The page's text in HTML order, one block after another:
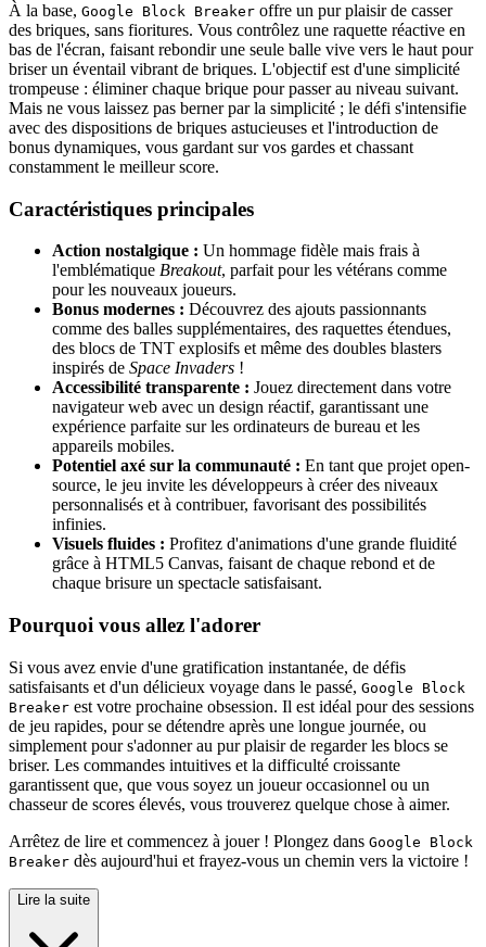
À la base, Google Block Breaker offre un pur plaisir de casser
des briques, sans fioritures. Vous contrôlez une raquette réactive en
bas de l'écran, faisant rebondir une seule balle vive vers le haut pour
briser un éventail vibrant de briques. L'objectif est d'une simplicité
trompeuse : éliminer chaque brique pour passer au niveau suivant.
Mais ne vous laissez pas berner par la simplicité ; le défi s'intensifie
avec des dispositions de briques astucieuses et l'introduction de
bonus dynamiques, vous gardant sur vos gardes et chassant
constamment le meilleur score.
Caractéristiques principales
Action nostalgique : Un hommage fidèle mais frais à
l'emblématique Breakout, parfait pour les vétérans comme
pour les nouveaux joueurs.
Bonus modernes : Découvrez des ajouts passionnants
comme des balles supplémentaires, des raquettes étendues,
des blocs de TNT explosifs et même des doubles blasters
inspirés de Space Invaders !
Accessibilité transparente : Jouez directement dans votre
navigateur web avec un design réactif, garantissant une
expérience parfaite sur les ordinateurs de bureau et les
appareils mobiles.
Potentiel axé sur la communauté : En tant que projet open-
source, le jeu invite les développeurs à créer des niveaux
personnalisés et à contribuer, favorisant des possibilités
infinies.
Visuels fluides : Profitez d'animations d'une grande fluidité
grâce à HTML5 Canvas, faisant de chaque rebond et de
chaque brisure un spectacle satisfaisant.
Pourquoi vous allez l'adorer
Si vous avez envie d'une gratification instantanée, de défis
satisfaisants et d'un délicieux voyage dans le passé, Google Block
Breaker est votre prochaine obsession. Il est idéal pour des sessions
de jeu rapides, pour se détendre après une longue journée, ou
simplement pour s'adonner au pur plaisir de regarder les blocs se
briser. Les commandes intuitives et la difficulté croissante
garantissent que, que vous soyez un joueur occasionnel ou un
chasseur de scores élevés, vous trouverez quelque chose à aimer.
Arrêtez de lire et commencez à jouer ! Plongez dans Google Block
Breaker dès aujourd'hui et frayez-vous un chemin vers la victoire !
Lire la suite